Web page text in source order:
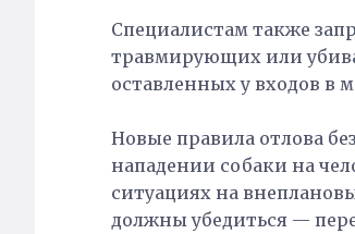
Специалистам также
травмирующих или
оставленных у входов в
Новые правила отлова
нападении собаки на
ситуациях на
должны убедиться —